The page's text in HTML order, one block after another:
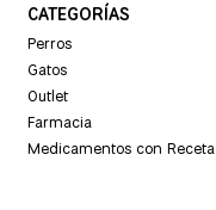
CATEGORÍAS
Perros
Gatos
Outlet
Farmacia
Medicamentos con Receta